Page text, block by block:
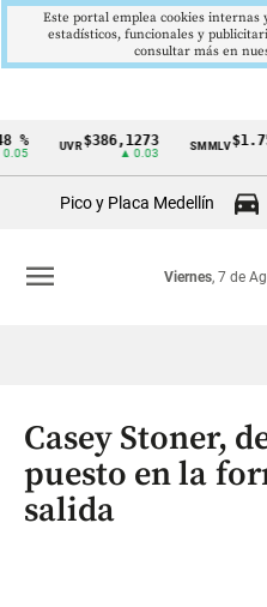
Cintillo
Colombia
UVR$386,1273
▲ 0.03
SMMLV
Pico y Placa Medellín
Viernes, 7 de
menu
Casey Stoner,
puesto en la
salida
Este portal emplea cookies internas
estadísticos, funcionales y
consultar más en